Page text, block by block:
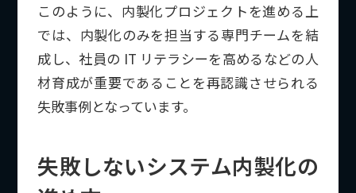
このように、内製化プロジェクトを進める上
では、内製化のみを担当する専門チームを結
成し、社員の IT リテラシーを高めるなどの人
材育成が重要であることを再認識させられる
失敗事例となっています。
失敗しないシステム内製化の